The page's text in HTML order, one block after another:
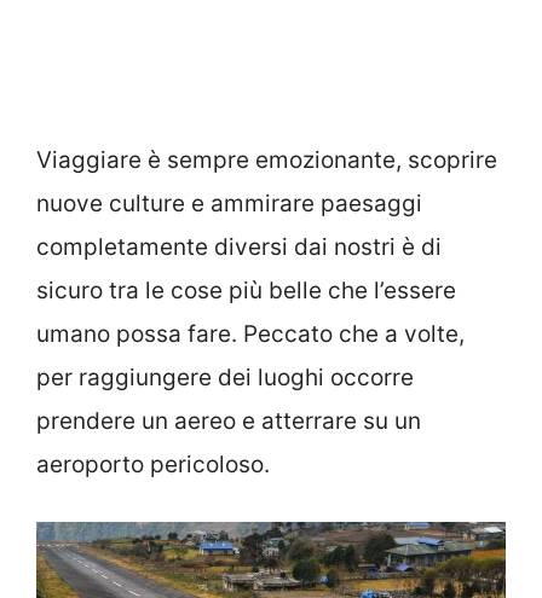
Viaggiare è sempre emozionante, scoprire
nuove culture e ammirare paesaggi
completamente diversi dai nostri è di
sicuro tra le cose più belle che l’essere
umano possa fare. Peccato che a volte,
per raggiungere dei luoghi occorre
prendere un aereo e atterrare su un
aeroporto pericoloso.